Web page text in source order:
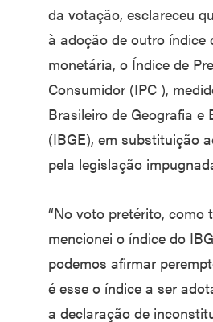
da votação, esclareceu
à adoção de outro índice
monetária, o Índice de
Consumidor (IPC ),
Brasileiro de Geografia e
(IBGE), em substituição
pela legislação
“No voto pretérito, como
mencionei o índice do
podemos afirmar
é esse o índice a ser
a declaração de